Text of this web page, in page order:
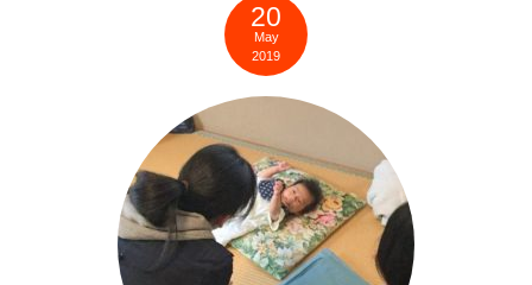
20
May
2019